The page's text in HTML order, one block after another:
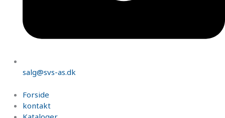
salg@svs-as.dk
Forside
kontakt